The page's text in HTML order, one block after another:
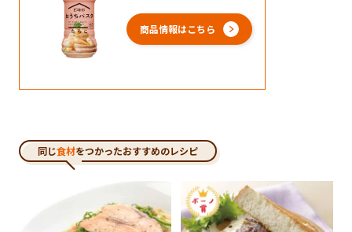
商品情報はこちら
同じ食材をつかったおすすめのレシピ